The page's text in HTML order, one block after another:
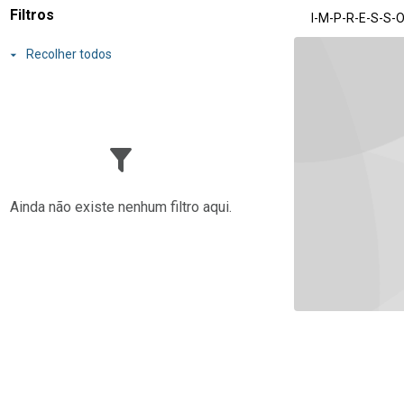
Filtros
Recolher todos
Ainda não existe nenhum filtro aqui.
Resultados da
I-M-P-R-E-S-S-